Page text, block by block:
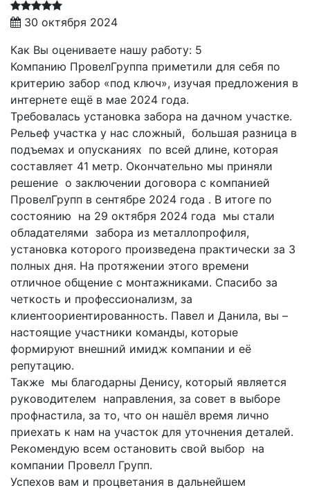
30 октября 2024
Как Вы оцениваете нашу работу: 5
Компанию ПровелГруппа приметили для себя по
критерию забор «под ключ», изучая предложения в
интернете ещё в мае 2024 года.
Требовалась установка забора на дачном участке.
Рельеф участка у нас сложный, большая разница в
подъемах и опусканиях по всей длине, которая
составляет 41 метр. Окончательно мы приняли
решение о заключении договора с компанией
ПровелГрупп в сентябре 2024 года . В итоге по
состоянию на 29 октября 2024 года мы стали
обладателями забора из металлопрофиля,
установка которого произведена практически за 3
полных дня. На протяжении этого времени
отличное общение с монтажниками. Спасибо за
четкость и профессионализм, за
клиентоориентированность. Павел и Данила, вы –
настоящие участники команды, которые
формируют внешний имидж компании и её
репутацию.
Также мы благодарны Денису, который является
руководителем направления, за совет в выборе
профнастила, за то, что он нашёл время лично
приехать к нам на участок для уточнения деталей.
Рекомендую всем остановить свой выбор на
компании Провелл Групп.
Успехов вам и процветания в дальнейшем